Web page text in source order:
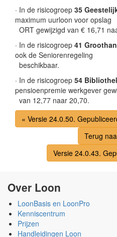
· In de risicogroep 35
maximum uurloon voor opslag
ORT gewijzigd van € 16,71
· In de risicogroep 41
ook de Seniorenregeling
beschikbaar.
· In de risicogroep 54
pensioenpremie werkgever
van 12,77 naar 20,70.
« Versie 24.0.50.
Terug
Versie 24.0.43.
Over Loon
LoonBasis en LoonPro
Kenniscentrum
Prijzen
Handleidingen Loon